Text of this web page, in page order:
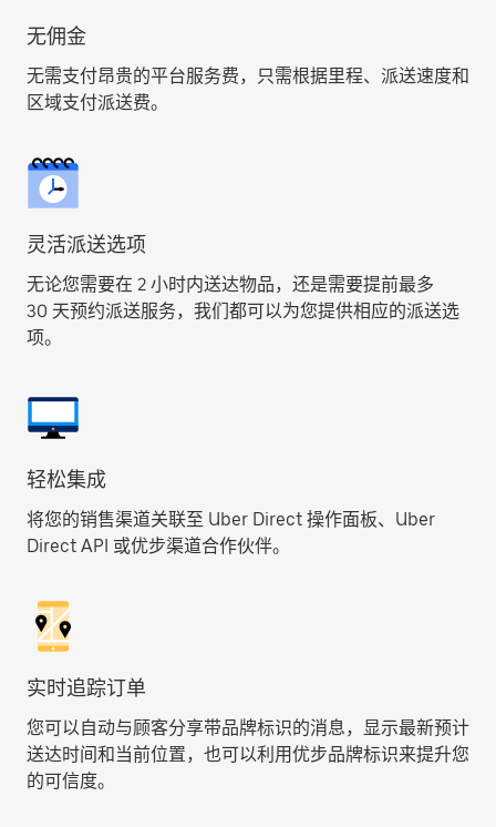
无佣金
无需支付昂贵的平台服务费，只需根据里程、派送速度和
区域支付派送费。
灵活派送选项
无论您需要在 2 小时内送达物品，还是需要提前最多
30 天预约派送服务，我们都可以为您提供相应的派送选
项。
轻松集成
将您的销售渠道关联至 Uber Direct 操作面板、Uber
Direct API 或优步渠道合作伙伴。
实时追踪订单
您可以自动与顾客分享带品牌标识的消息，显示最新预计
送达时间和当前位置，也可以利用优步品牌标识来提升您
的可信度。